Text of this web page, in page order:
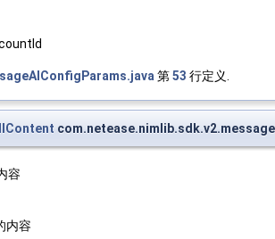
第53 行定义.
容
内容